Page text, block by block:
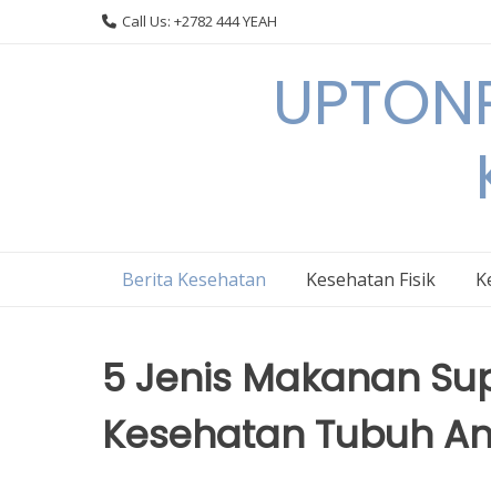
Call Us: +2782 444 YEAH
Berita Kesehatan Kesehatan Fisik
5 Jenis Makanan
Kesehatan Tubuh